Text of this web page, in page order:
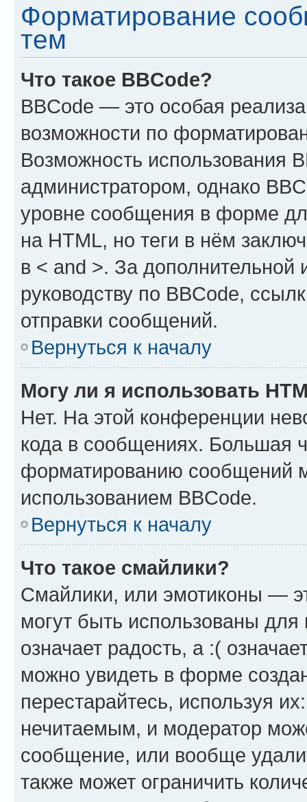
Форматирование
тем
Что такое BBCode?
BBCode — это особая
возможности по
Возможность использования
администратором, однако
уровне сообщения в форме
на HTML, но теги в нём
в < and >. За
руководству по BBCode,
отправки сообщений.
Вернуться к началу
Могу ли я использовать
Нет. На этой конференции
кода в сообщениях. Большая
форматированию сообщений
использованием BBCode.
Вернуться к началу
Что такое смайлики?
Смайлики, или эмотиконы —
могут быть использованы
означает радость, а :(
можно увидеть в форме
перестарайтесь, используя
нечитаемым, и модератор
сообщение, или вообще
также может ограничить